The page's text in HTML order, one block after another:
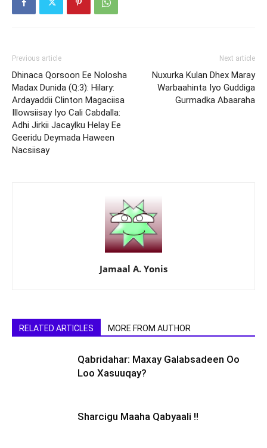
Previous article
Dhinaca Qorsoon Ee Nolosha
Madax Dunida (Q:3): Hilary:
Ardayaddii Clinton Magaciisa
Illowsiisay Iyo Cali Cabdalla:
Adhi Jirkii Jacaylku Helay Ee
Geeridu Deymada Haween
Nacsiisay
Next article
Nuxurka Kulan Dhex Maray
Warbaahinta Iyo Guddiga
Gurmadka Abaaraha
Jamaal A. Yonis
RELATED ARTICLES MORE FROM AUTHOR
Qabridahar: Maxay Galabsadeen Oo
Loo Xasuuqay?
Sharcigu Maaha Qabyaali !!